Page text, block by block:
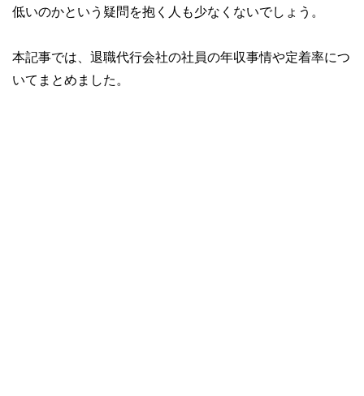
低いのかという疑問を抱く人も少なくないでしょう。
本記事では、退職代行会社の社員の年収事情や定着率につ
いてまとめました。